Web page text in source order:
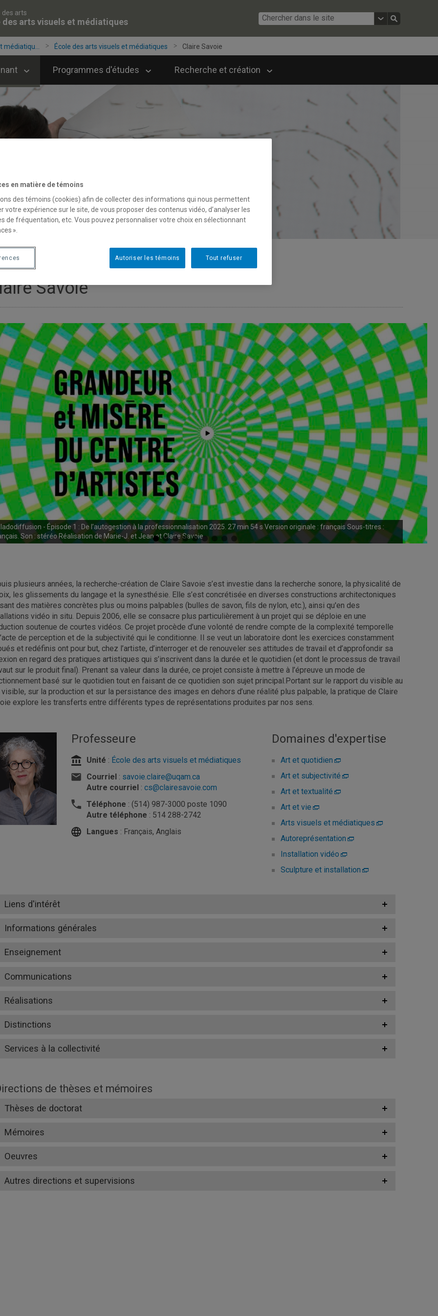
des arts
des arts visuels et médiatiques
École des arts visuels et médiatiques Claire Savoie
Programmes d'études Recherche et création
Savoie
- Épisode 1 : De l’autogestion à la professionnalisation 2025. 27 min 54 s Version originale : français Sous-titres :
Son : stéréo Réalisation de Marie-J. et Jean et Claire Savoie
plusieurs années, la recherche-création de Claire Savoie s’est investie dans la recherche sonore, la physicalité de
les glissements du langage et la synesthésie. Elle s’est concrétisée en diverses constructions architectoniques
des matières concrètes plus ou moins palpables (bulles de savon, fils de nylon, etc.), ainsi qu'en des
vidéo in situ. Depuis 2006, elle se consacre plus particulièrement à un projet qui se déploie en une
soutenue de courtes vidéos. Ce projet procède d’une volonté de rendre compte de la complexité temporelle
de perception et de la subjectivité qui le conditionne. Il se veut un laboratoire dont les exercices constamment
et redéfinis ont pour but, chez l’artiste, d’interroger et de renouveler ses attitudes de travail et d’approfondir sa
en regard des pratiques artistiques qui s’inscrivent dans la durée et le quotidien (et dont le processus de travail
sur le produit final). Prenant sa valeur dans la durée, ce projet consiste à mettre à l’épreuve un mode de
basé sur le quotidien tout en faisant de ce quotidien son sujet principal.Portant sur le rapport du visible au
visible, sur la production et sur la persistance des images en dehors d’une réalité plus palpable, la pratique de Claire
explore les transferts entre différents types de représentations produites par nos sens.
Professeure
Unité : École des arts visuels et médiatiques
Courriel : savoie.claire@uqam.ca
Autre courriel : cs@clairesavoie.com
Téléphone : (514) 987-3000 poste 1090
Autre téléphone : 514 288-2742
Langues : Français, Anglais
Domaines d'expertise
Art et quotidien
Art et subjectivité
Art et textualité
Art et vie
Arts visuels et médiatiques
Autoreprésentation
Installation vidéo
Sculpture et installation
Liens d'intérêt
Informations générales
Enseignement
Communications
Réalisations
Distinctions
Services à la collectivité
de thèses et mémoires
Thèses de doctorat
Mémoires
Oeuvres
Autres directions et supervisions
en matière de témoins
des témoins (cookies) afin de collecter des informations qui nous permettent
votre expérience sur le site, de vous proposer des contenus vidéo, d’analyser les
de fréquentation, etc. Vous pouvez personnaliser votre choix en sélectionnant
».
Tout refuser
Autoriser les témoins